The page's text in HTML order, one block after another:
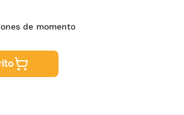
de momento